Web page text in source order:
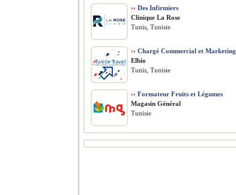
›› Des Infirmiers
Clinique La Rose
Tunis, Tunisie
›› Chargé Commercial et Marketing
Elbio
Tunis, Tunisie
›› Formateur Fruits et Légumes
Magasin Général
Tunisie